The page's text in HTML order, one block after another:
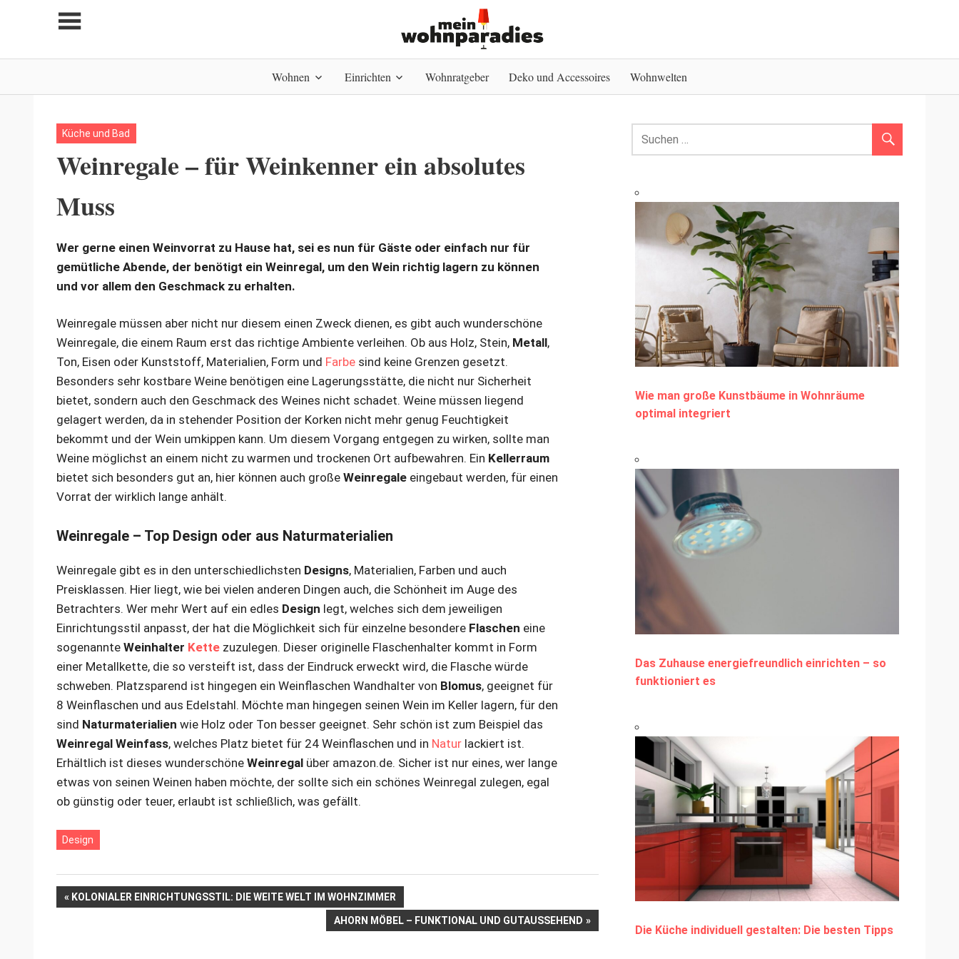
My
is
castle
Wohnen Einrichten Wohnratgeber Deko und Accessoires Wohnwelten
Küche und Bad
Weinregale – für Weinkenner ein absolutes
Muss
Wer gerne einen Weinvorrat zu Hause hat, sei es nun für Gäste oder einfach nur für
gemütliche Abende, der benötigt ein Weinregal, um den Wein richtig lagern zu können
und vor allem den Geschmack zu erhalten.
Weinregale müssen aber nicht nur diesem einen Zweck dienen, es gibt auch wunderschöne
Weinregale, die einem Raum erst das richtige Ambiente verleihen. Ob aus Holz, Stein, Metall,
Ton, Eisen oder Kunststoff, Materialien, Form und Farbe sind keine Grenzen gesetzt.
Besonders sehr kostbare Weine benötigen eine Lagerungsstätte, die nicht nur Sicherheit
bietet, sondern auch den Geschmack des Weines nicht schadet. Weine müssen liegend
gelagert werden, da in stehender Position der Korken nicht mehr genug Feuchtigkeit
bekommt und der Wein umkippen kann. Um diesem Vorgang entgegen zu wirken, sollte man
Weine möglichst an einem nicht zu warmen und trockenen Ort aufbewahren. Ein Kellerraum
bietet sich besonders gut an, hier können auch große Weinregale eingebaut werden, für einen
Vorrat der wirklich lange anhält.
Weinregale – Top Design oder aus Naturmaterialien
Weinregale gibt es in den unterschiedlichsten Designs, Materialien, Farben und auch
Preisklassen. Hier liegt, wie bei vielen anderen Dingen auch, die Schönheit im Auge des
Betrachters. Wer mehr Wert auf ein edles Design legt, welches sich dem jeweiligen
Einrichtungsstil anpasst, der hat die Möglichkeit sich für einzelne besondere Flaschen eine
sogenannte Weinhalter Kette zuzulegen. Dieser originelle Flaschenhalter kommt in Form
einer Metallkette, die so versteift ist, dass der Eindruck erweckt wird, die Flasche würde
schweben. Platzsparend ist hingegen ein Weinflaschen Wandhalter von Blomus, geeignet für
8 Weinflaschen und aus Edelstahl. Möchte man hingegen seinen Wein im Keller lagern, für den
sind Naturmaterialien wie Holz oder Ton besser geeignet. Sehr schön ist zum Beispiel das
Weinregal Weinfass, welches Platz bietet für 24 Weinflaschen und in Natur lackiert ist.
Erhältlich ist dieses wunderschöne Weinregal über amazon.de. Sicher ist nur eines, wer lange
etwas von seinen Weinen haben möchte, der sollte sich ein schönes Weinregal zulegen, egal
ob günstig oder teuer, erlaubt ist schließlich, was gefällt.
Design
Beitrags-
VORHERIGER
KOLONIALER EINRICHTUNGSSTIL: DIE WEITE WELT IM WOHNZIMMER
NÄCHSTER
AHORN MÖBEL – FUNKTIONAL UND GUTAUSSEHEND
Wie man große Kunstbäume in Wohnräume
optimal integriert
Das Zuhause energiefreundlich einrichten – so
funktioniert es
Die Küche individuell gestalten: Die besten Tipps